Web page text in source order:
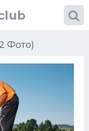
Фото)